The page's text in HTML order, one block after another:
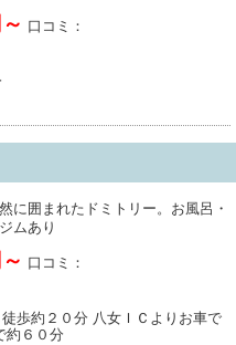
口コミ：
に囲まれたドミトリー。お風呂・
ムあり
口コミ：
歩約２０分 八女ＩＣよりお車で
約６０分